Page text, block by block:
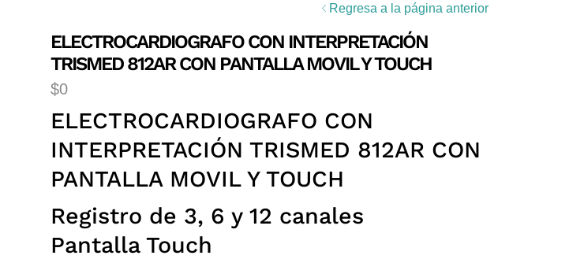
Regresa a la página anterior
ELECTROCARDIOGRAFO CON INTERPRETACIÓN
TRISMED 812AR CON PANTALLA MOVIL Y TOUCH
$0
ELECTROCARDIOGRAFO CON
INTERPRETACIÓN TRISMED 812AR CON
PANTALLA MOVIL Y TOUCH
Registro de 3, 6 y 12 canales
Pantalla Touch